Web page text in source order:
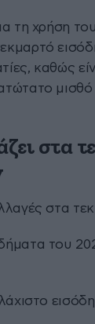
τη χρήση
καθώς
μισθό
στα
στα
του